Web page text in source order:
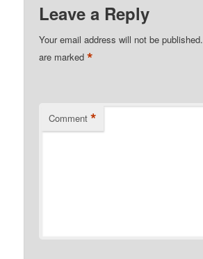
Leave a Reply
Your email address will not be published.
are marked*
Comment *